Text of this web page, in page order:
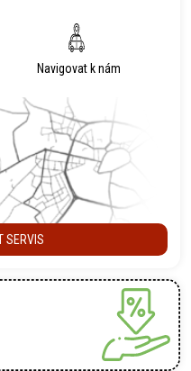
Navigovat k nám
SERVIS